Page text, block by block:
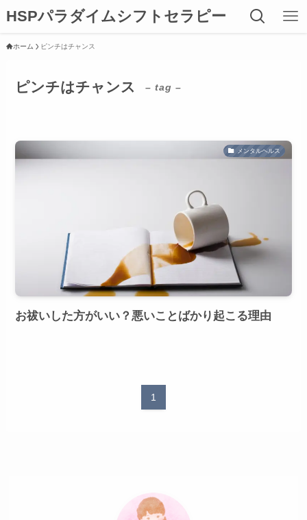
HSPパラダイムシフトセラピー
ホーム ピンチはチャンス
ピンチはチャンス – tag –
メンタルヘルス
お祓いした方がいい？悪いことばかり起こる理由
1